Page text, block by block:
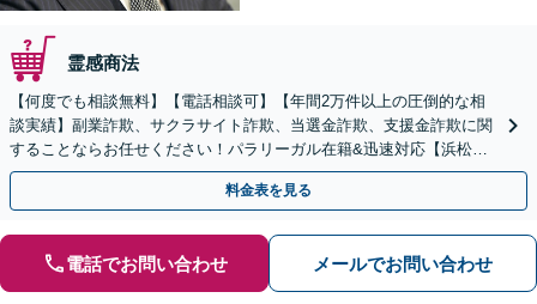
霊感商法
【何度でも相談無料】【電話相談可】【年間2万件以上の圧倒的な相
談実績】副業詐欺、サクラサイト詐欺、当選金詐欺、支援金詐欺に関
することならお任せください！パラリーガル在籍&迅速対応【浜松町
駅1分】※結婚詐欺・ロマンス詐欺に関するご相談はお断り
料金表を見る
電話でお問い合わせ メールでお問い合わせ